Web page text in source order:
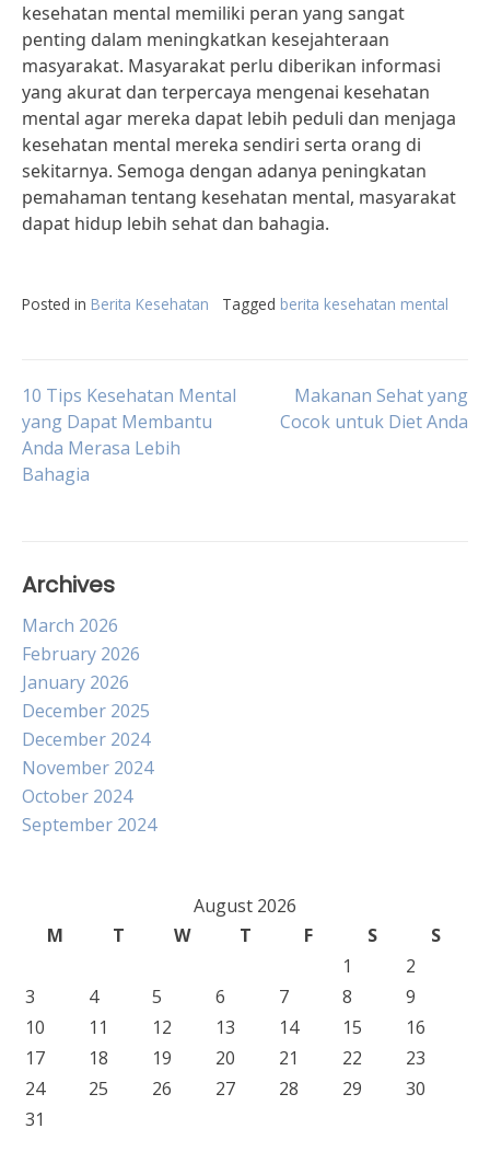
kesehatan mental memiliki peran yang sangat
penting dalam meningkatkan kesejahteraan
masyarakat. Masyarakat perlu diberikan informasi
yang akurat dan terpercaya mengenai kesehatan
mental agar mereka dapat lebih peduli dan menjaga
kesehatan mental mereka sendiri serta orang di
sekitarnya. Semoga dengan adanya peningkatan
pemahaman tentang kesehatan mental, masyarakat
dapat hidup lebih sehat dan bahagia.
Posted in Berita Kesehatan Tagged berita kesehatan mental
Post
navigation
10 Tips Kesehatan Mental
yang Dapat Membantu
Anda Merasa Lebih
Bahagia
Makanan Sehat yang
Cocok untuk Diet Anda
Archives
March 2026
February 2026
January 2026
December 2025
December 2024
November 2024
October 2024
September 2024
August 2026
M
T W T F S
S
1
2
3
4 5 6 7 8
9
10
11 12 13 14 15
16
17
18 19 20 21 22
23
24
25 26 27 28 29
30
31